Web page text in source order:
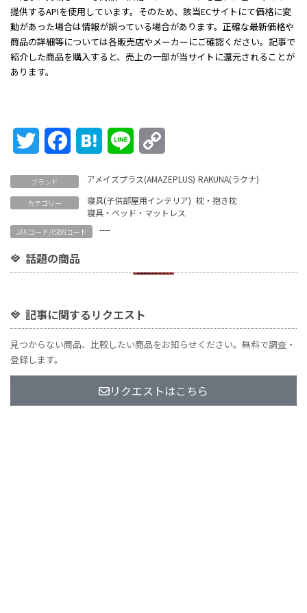
提供するAPIを使用しています。そのため、該当ECサイトにて価格に変
動があった場合は情報が誤っている場合があります。正確な最新価格や
商品の詳細等については各販売店やメーカーにご確認ください。記事で
紹介した商品を購入すると、売上の一部が当サイトに還元されることが
あります。
Twitter FacebookHatena Line
ブランド アメイズプラス(AMAZEPLUS) RAKUNA(ラクナ)
カテゴリー 寝具(子供部屋用インテリア) 枕・抱き枕
寝具・ベッド・マットレス
JANコード/ISBNコード ----
話題の商品
記事に関するリクエスト
見つからない商品、比較したい商品をお知らせください。無料で調査・
登録します。
リクエストはこちら